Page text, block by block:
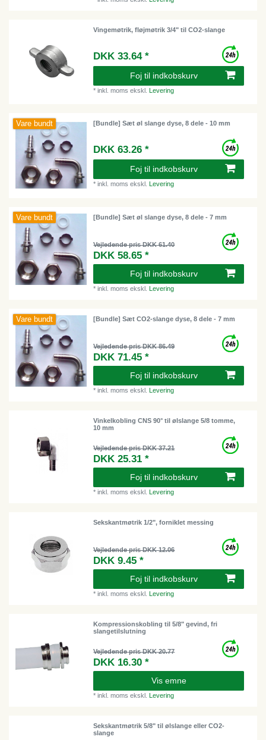
Vingemøtrik, fløjmøtrik 3/4" til CO2-slange
DKK 33.64 *
Foj til indkobskurv
*inkl. moms ekskl.Levering
Vare bundt [Bundle] Sæt øl slange dyse, 8 dele - 10 mm
DKK 63.26 *
Foj til indkobskurv
*inkl. moms ekskl.Levering
Vare bundt [Bundle] Sæt øl slange dyse, 8 dele - 7 mm
Vejledende pris DKK 61.40
DKK 58.65 *
Foj til indkobskurv
*inkl. moms ekskl.Levering
Vare bundt [Bundle] Sæt CO2-slange dyse, 8 dele - 7 mm
Vejledende pris DKK 86.49
DKK 71.45 *
Foj til indkobskurv
*inkl. moms ekskl.Levering
Vinkelkobling CNS 90° til ølslange 5/8 tomme,
10 mm
Vejledende pris DKK 37.21
DKK 25.31 *
Foj til indkobskurv
*inkl. moms ekskl.Levering
Sekskantmøtrik 1/2", forniklet messing
Vejledende pris DKK 12.06
DKK 9.45 *
Foj til indkobskurv
*inkl. moms ekskl.Levering
Kompressionskobling til 5/8" gevind, fri
slangetilslutning
Vejledende pris DKK 20.77
DKK 16.30 *
Vis emne
*inkl. moms ekskl.Levering
Sekskantmøtrik 5/8" til ølslange eller CO2-
slange